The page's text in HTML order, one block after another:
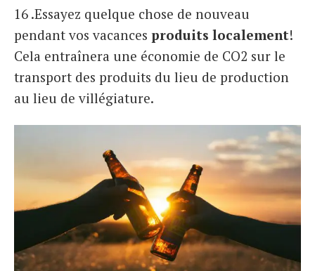
16 .Essayez quelque chose de nouveau
pendant vos vacances produits localement!
Cela entraînera une économie de CO2 sur le
transport des produits du lieu de production
au lieu de villégiature.